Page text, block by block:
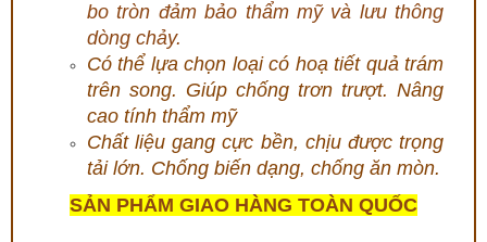
bo tròn đảm bảo thẩm mỹ và lưu thông
dòng chảy.
Có thể lựa chọn loại có hoạ tiết quả trám
trên song. Giúp chống trơn trượt. Nâng
cao tính thẩm mỹ
Chất liệu gang cực bền, chịu được trọng
tải lớn. Chống biến dạng, chống ăn mòn.
SẢN PHẨM GIAO HÀNG TOÀN QUỐC